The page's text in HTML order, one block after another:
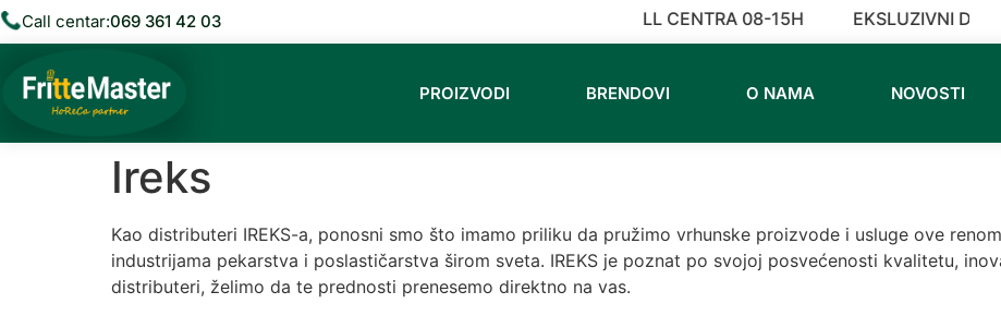
Call centar:069 361 42 03 RADNO VREME CALL CENTRA 08-15H EKSLUZIVNI
PROIZVODI BRENDOVI O NAMA NOVOSTI
Ireks
Kao distributeri IREKS-a, ponosni smo što imamo priliku da pružimo vrhunske proizvode i usluge ove
industrijama pekarstva i poslastičarstva širom sveta. IREKS je poznat po svojoj posvećenosti kvalitetu,
distributeri, želimo da te prednosti prenesemo direktno na vas.